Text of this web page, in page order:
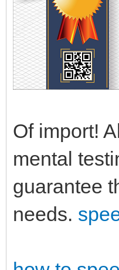
Of import!
mental
guarantee
needs.